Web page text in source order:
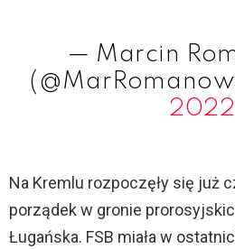
— Marcin
2022
Na Kremlu rozpoczęły się już
porządek w gronie
Ługańska. FSB miała w